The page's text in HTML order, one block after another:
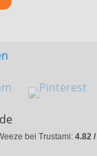
bei Trustami: 4.82 /